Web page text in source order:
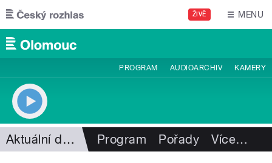
Přejít k hlavnímu obsahu
ŽIVĚ MENU
PROGRAM AUDIOARCHIV KAMERY
Aktuální dění Program Pořady Více…